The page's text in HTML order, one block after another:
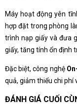
Máy hoạt động yên
hợp đặt trong phòng
trình nạp giấy và đưa
giấy, tăng tính ổn định
Đặc biệt, công nghệ
quả, giảm thiểu chi phí
ĐÁNH GIÁ CUỐI